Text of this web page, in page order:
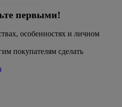
первыми!
особенностях и личном
покупателям сделать